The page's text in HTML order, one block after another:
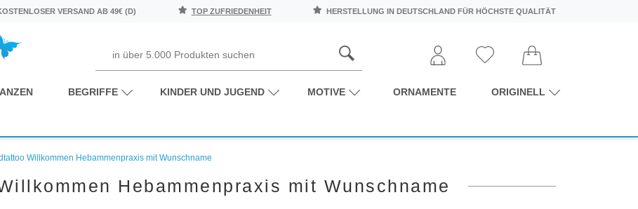
VERSAND AB 49€ (D) TOP ZUFRIEDENHEIT HERSTELLUNG IN DEUTSCHLAND FÜR HÖCHSTE QUALITÄT
BEGRIFFE KINDER UND JUGEND MOTIVE ORNAMENTE ORIGINELL
Willkommen Hebammenpraxis mit Wunschname
Hebammenpraxis mit Wunschname